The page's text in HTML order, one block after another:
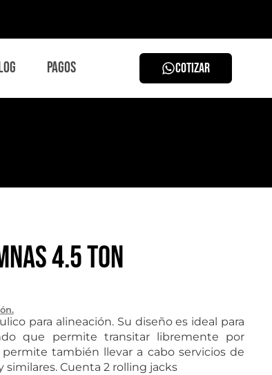
Pagos COTIZAR
4.5 Ton
para alineación. Su diseño es ideal para
que permite transitar libremente por
también llevar a cabo servicios de
Cuenta 2 rolling jacks